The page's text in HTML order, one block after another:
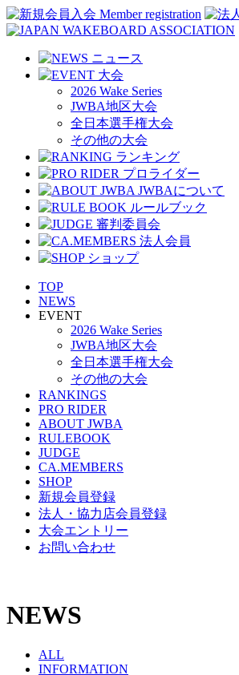
2026 Wake Series
JWBA地区大会
全日本選手権大会
その他の大会
TOP
NEWS
EVENT
2026 Wake Series
JWBA地区大会
全日本選手権大会
その他の大会
RANKINGS
PRO RIDER
ABOUT JWBA
RULEBOOK
JUDGE
CA.MEMBERS
SHOP
新規会員登録
法人・協力店会員登録
大会エントリー
お問い合わせ
NEWS
ALL
INFORMATION